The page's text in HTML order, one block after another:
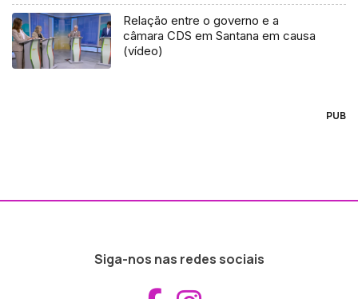
Relação entre o governo e a
câmara CDS em Santana em causa
(vídeo)
PUB
Siga-nos nas redes sociais